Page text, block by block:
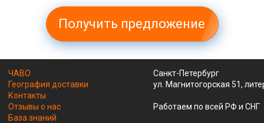
Получить предложение
ЧАВО
География доставки
Контакты
Отзывы о нас
База знаний
Санкт-Петербург
ул. Магнитогорская 51,
Работаем по всей РФ и СНГ